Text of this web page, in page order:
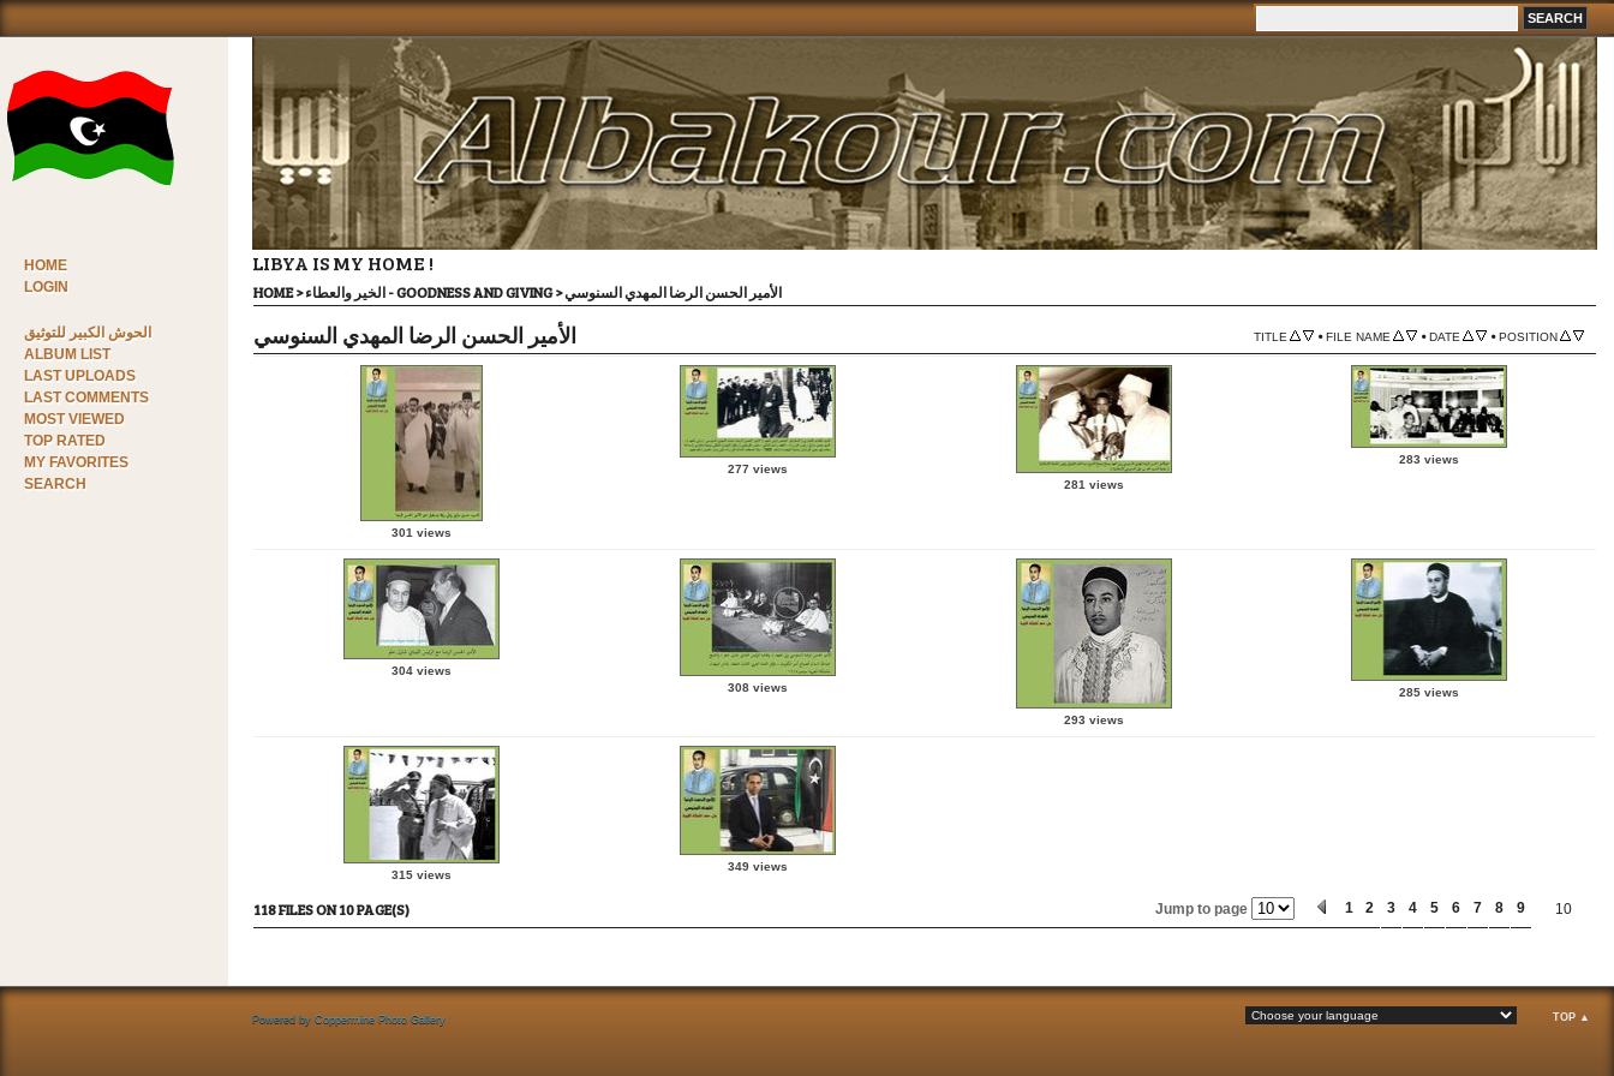
HOME
LOGIN
الحوش الكبير للتوثيق
ALBUM LIST
LAST UPLOADS
LAST COMMENTS
MOST VIEWED
TOP RATED
MY FAVORITES
SEARCH
LIBYA IS MY HOME !
HOME> الخير والعطاء - GOODNESS AND GIVING>الأمير الحسن الرضا المهدي السنوسي
الأمير الحسن الرضا المهدي السنوسي TITLE •FILE NAME •DATE •POSITION
301 views
277 views
281 views
283 views
304 views
308 views
293 views
285 views
315 views
349 views
118 FILES ON 10 PAGE(S) Jump to page 1 2 3 4 5 6 7 8 9 10
TOP ▲
Powered by Coppermine Photo Gallery